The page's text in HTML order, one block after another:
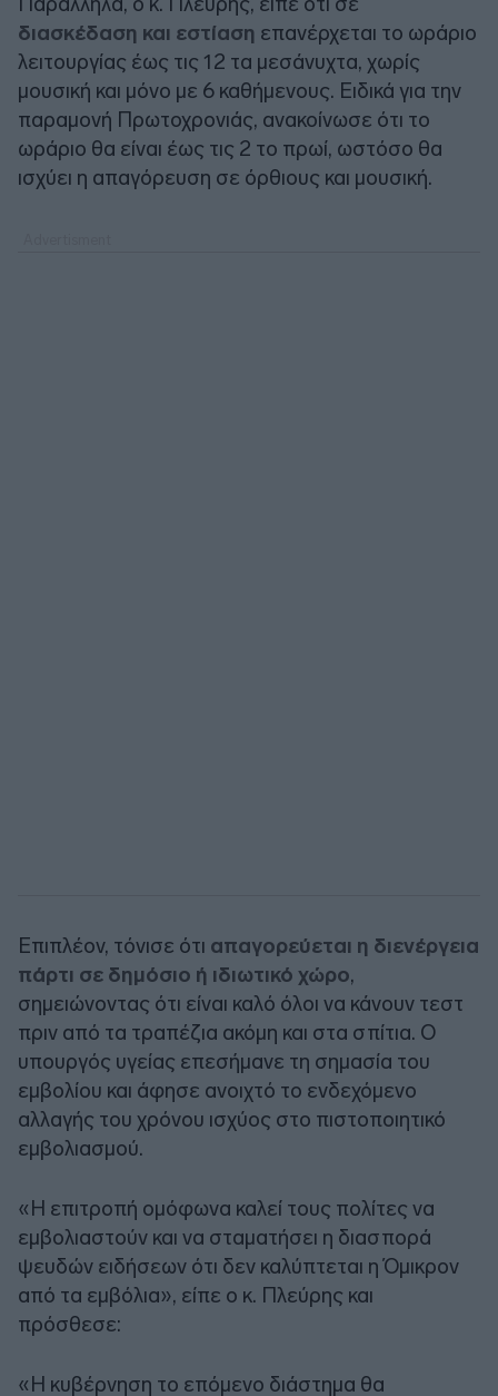
διασκέδαση και εστίαση επανέρχεται το ωράριο
λειτουργίας έως τις 12 τα μεσάνυχτα, χωρίς
μουσική και μόνο με 6 καθήμενους. Ειδικά για την
παραμονή Πρωτοχρονιάς, ανακοίνωσε ότι το
ωράριο θα είναι έως τις 2 το πρωί, ωστόσο θα
ισχύει η απαγόρευση σε όρθιους και μουσική.
Επιπλέον, τόνισε ότι απαγορεύεται η διενέργεια
πάρτι σε δημόσιο ή ιδιωτικό χώρο,
σημειώνοντας ότι είναι καλό όλοι να κάνουν τεστ
πριν από τα τραπέζια ακόμη και στα σπίτια. Ο
υπουργός υγείας επεσήμανε τη σημασία του
εμβολίου και άφησε ανοιχτό το ενδεχόμενο
αλλαγής του χρόνου ισχύος στο πιστοποιητικό
εμβολιασμού.
«Η επιτροπή ομόφωνα καλεί τους πολίτες να
εμβολιαστούν και να σταματήσει η διασπορά
ψευδών ειδήσεων ότι δεν καλύπτεται η Όμικρον
από τα εμβόλια», είπε ο κ. Πλεύρης και
πρόσθεσε:
«Η κυβέρνηση το επόμενο διάστημα θα